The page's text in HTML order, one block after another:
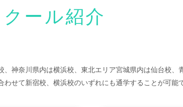
ール紹介
神奈川県内は横浜校、東北エリア宮城県内は仙台校、
せて新宿校、横浜校のいずれにも通学することが可能